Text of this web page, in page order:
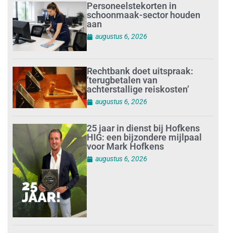
Personeelstekorten in
schoonmaak-sector houden
aan
augustus 6, 2026
Rechtbank doet uitspraak:
’terugbetalen van
achterstallige reiskosten’
augustus 6, 2026
25 jaar in dienst bij Hofkens
HIG: een bijzondere mijlpaal
voor Mark Hofkens
augustus 6, 2026